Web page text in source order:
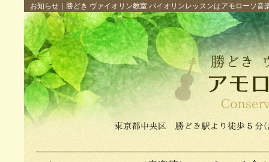
お知らせ｜勝どき ヴァイオリン教室 バイオリンレッスンはアモローソ